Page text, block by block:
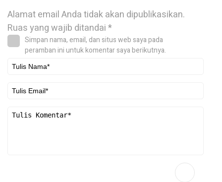
Alamat email Anda tidak akan dipublikasikan.
Ruas yang wajib ditandai*
Simpan nama, email, dan situs web saya pada
peramban ini untuk komentar saya berikutnya.